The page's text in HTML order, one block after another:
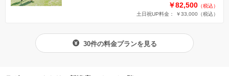
￥82,500 （税込）
土日祝UP料金： ￥33,000 （税込）
30件の料金プランを見る